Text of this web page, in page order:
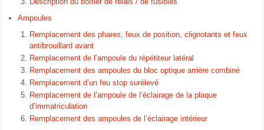
Ampoules
Remplacement des phares, feux de position, clignotants et feux
antibrouillard avant
Remplacement de l’ampoule du répétiteur latéral
Remplacement des ampoules du bloc optique arrière combiné
Remplacement d’un feu stop surélevé
Remplacement de l’ampoule de l’éclairage de la plaque
d’immatriculation
Remplacement des ampoules de l’éclairage intérieur